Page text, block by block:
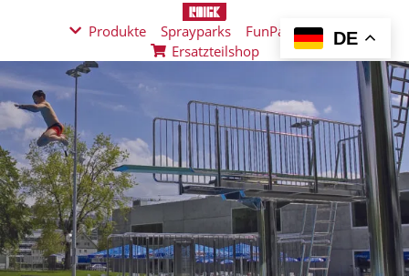
Produkte Sprayparks FunPad
News
Ersatzteilshop
DE